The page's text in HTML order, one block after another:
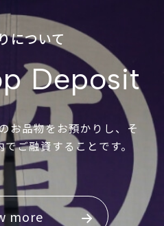
について
Deposit
お品物をお預かりし、そ
ご融資することです。
more